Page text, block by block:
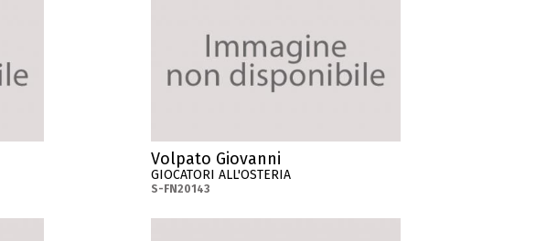
Volpato Giovanni
GIOCATORI ALL'OSTERIA
S-FN20143